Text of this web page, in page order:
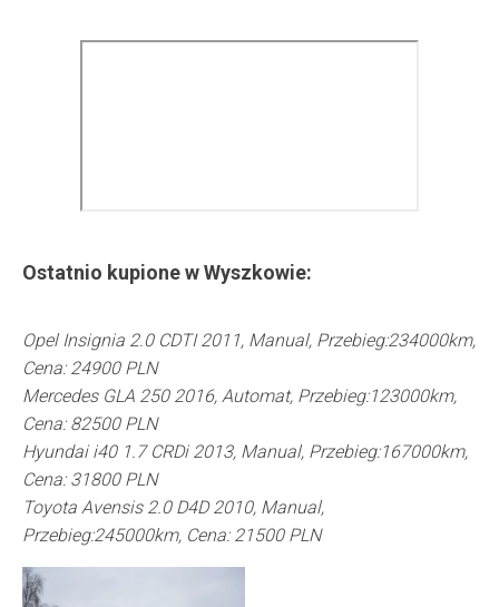
Ostatnio kupione wWyszkowie:
Opel Insignia 2.0 CDTI 2011, Manual, Przebieg:234000km,
Cena: 24900 PLN
Mercedes GLA 250 2016, Automat, Przebieg:123000km,
Cena: 82500 PLN
Hyundai i40 1.7 CRDi 2013, Manual, Przebieg:167000km,
Cena: 31800 PLN
Toyota Avensis 2.0 D4D 2010, Manual,
Przebieg:245000km, Cena: 21500 PLN